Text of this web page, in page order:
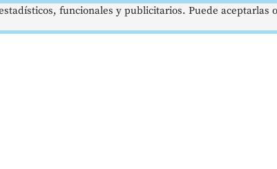
funcionales y publicitarios. Puede aceptarlas